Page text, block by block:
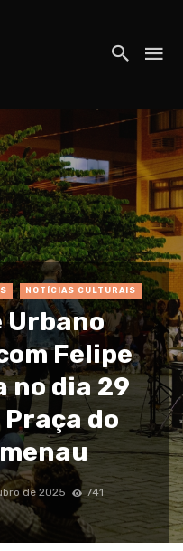
NOTÍCIAS CULTURAIS
Urbano
Felipe
no dia 29
do
de 2025
741